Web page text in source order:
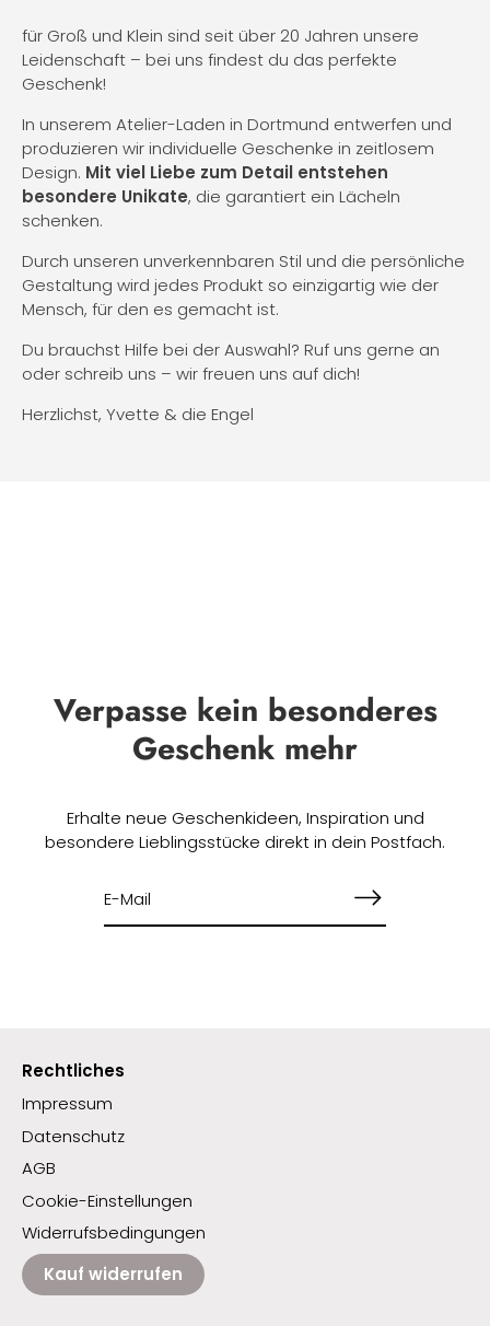
für Groß und Klein sind seit über 20 Jahren unsere
Leidenschaft – bei uns findest du das perfekte
Geschenk!
In unserem Atelier-Laden in Dortmund entwerfen und
produzieren wir individuelle Geschenke in zeitlosem
Design. Mit viel Liebe zum Detail entstehen
besondere Unikate, die garantiert ein Lächeln
schenken.
Durch unseren unverkennbaren Stil und die persönliche
Gestaltung wird jedes Produkt so einzigartig wie der
Mensch, für den es gemacht ist.
Du brauchst Hilfe bei der Auswahl? Ruf uns gerne an
oder schreib uns – wir freuen uns auf dich!
Herzlichst, Yvette & die Engel
Verpasse kein besonderes
Geschenk mehr
Erhalte neue Geschenkideen, Inspiration und
besondere Lieblingsstücke direkt in dein Postfach.
Rechtliches
Impressum
Datenschutz
AGB
Cookie-Einstellungen
Widerrufsbedingungen
Kauf widerrufen